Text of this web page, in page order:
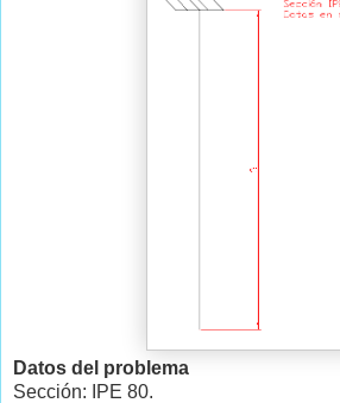
Datos del problema
Sección: IPE 80.